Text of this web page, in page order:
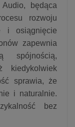
będąca
rozwoju
i osiągnięcie
zapewnia
spójnością,
kiedykolwiek
sprawia, że
i naturalnie.
bez